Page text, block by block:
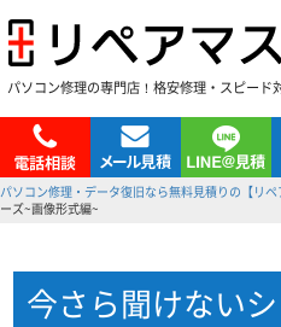
パソコン修理の専門店！格安修理・スピード
パソコン修理・データ復旧なら無料見積りの【リペ
ーズ~画像形式編~
今さら聞けない